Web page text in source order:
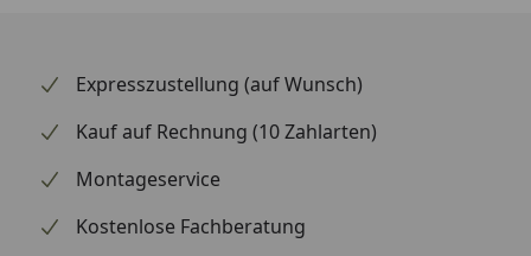
Expresszustellung (auf Wunsch)
Kauf auf Rechnung (10 Zahlarten)
Montageservice
Kostenlose Fachberatung